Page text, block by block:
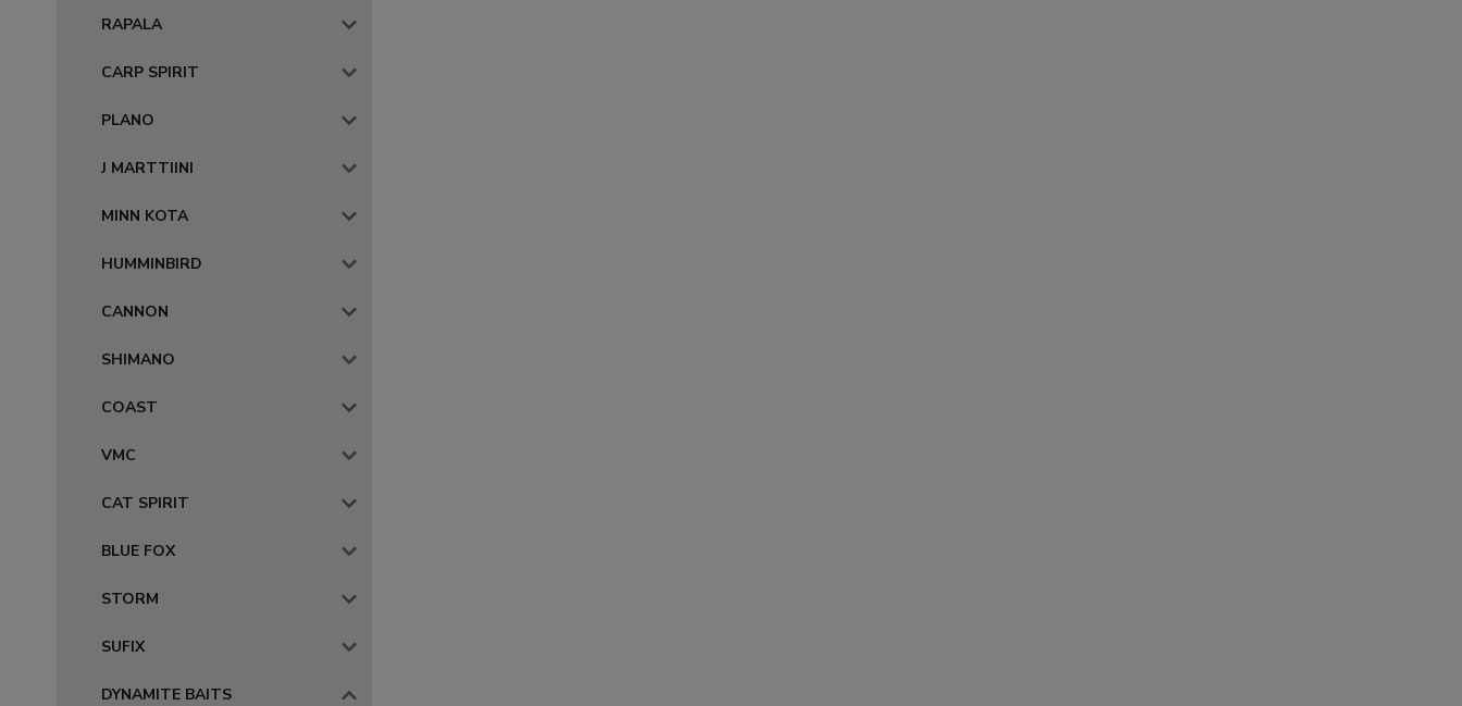
RAPALA
CARP SPIRIT
PLANO
J MARTTIINI
MINN KOTA
HUMMINBIRD
CANNON
SHIMANO
COAST
VMC
CAT SPIRIT
BLUE FOX
STORM
SUFIX
DYNAMITE BAITS